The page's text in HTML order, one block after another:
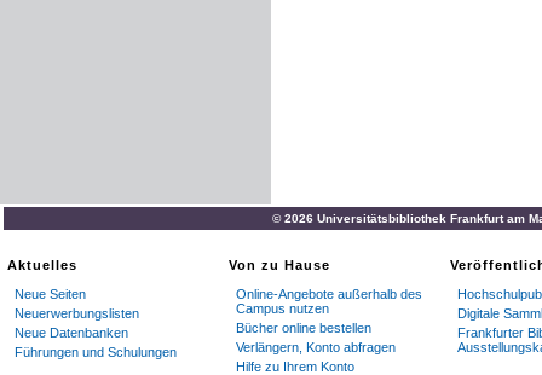
© 2026 Universitätsbibliothek Frankfurt am
Aktuelles
Neue Seiten
Neuerwerbungslisten
Neue Datenbanken
Führungen und Schulungen
Von zu Hause
Online-Angebote außerhalb des
Campus nutzen
Bücher online bestellen
Verlängern, Konto abfragen
Hilfe zu Ihrem Konto
Digitale
Frankfurter